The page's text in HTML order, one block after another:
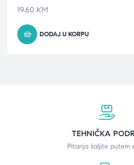
19.60 KM
DODAJ U KORPU
TEHNIČKA
Pitanja šaljite putem